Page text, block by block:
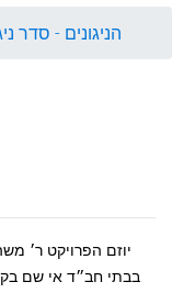
הניגונים - סדר
יוזם הפרויקט ר׳
בבתי חב״ד אי שם